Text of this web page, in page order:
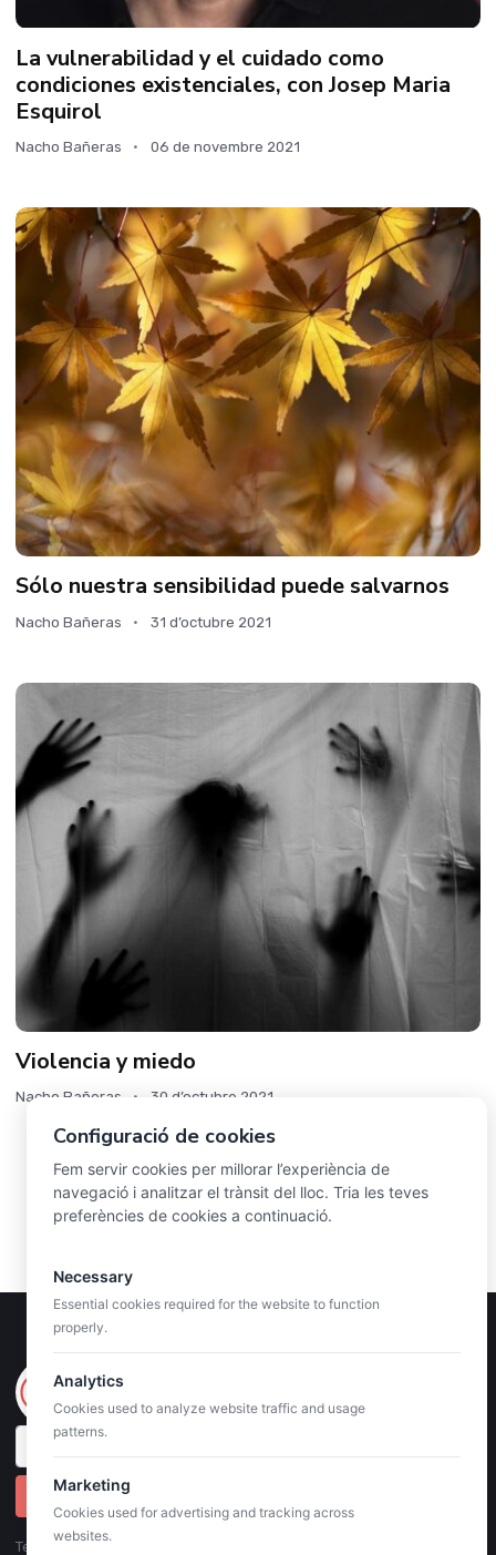
La vulnerabilidad y el cuidado como
condiciones existenciales, con Josep Maria
Esquirol
Nacho Bañeras 06 de novembre 2021
Sólo nuestra sensibilidad puede salvarnos
Nacho Bañeras 31 d’octubre 2021
Violencia y miedo
Nacho Bañeras 30 d’octubre 2021
1 2 3
Suscribirme al newsletter
Te puedes dar de baja siempre que quieras. Para más detalles,
Configuració de cookies
Fem servir cookies per millorar l’experiència de
navegació i analitzar el trànsit del lloc. Tria les teves
preferències de cookies a continuació.
Necessary
Essential cookies required for the website to function
properly.
Analytics
Cookies used to analyze website traffic and usage
patterns.
Marketing
Cookies used for advertising and tracking across
websites.